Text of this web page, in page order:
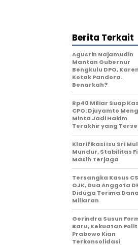
Berita Terkait
Agusrin Najamudin
Mantan Gubernur
Bengkulu DPO,
Kotak Pandora.
Benarkah?
Rp40 Miliar Suap
CPO: Djuyamto
Minta Jadi Hakim
Terakhir yang
Klarifikasi Isu Sri
Mundur, Stabilitas
Masih Terjaga
Tersangka Kasus
OJK, Dua Anggota
Diduga Terima Dana
Miliaran
Gerindra Susun
Baru, Kekuatan
Prabowo Kian
Terkonsolidasi